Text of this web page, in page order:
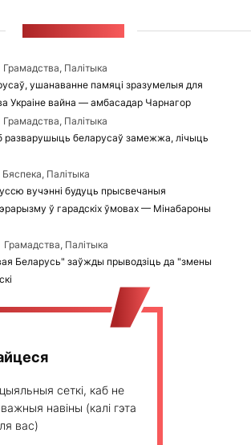
Грамадства, Палітыка
ушанаванне памяці зразумелыя для
Украіне вайна — амбасадар Чарнагор
Грамадства, Палітыка
разварушыць беларусаў замежжа, лічыць
Бяспека, Палітыка
вучэнні будуць прысвечаныя
ў гарадскіх ўмовах — Мінабароны
Грамадства, Палітыка
Беларусь" заўжды прыводзіць да "змены
сеткі, каб не
навіны (калі гэта
вас)